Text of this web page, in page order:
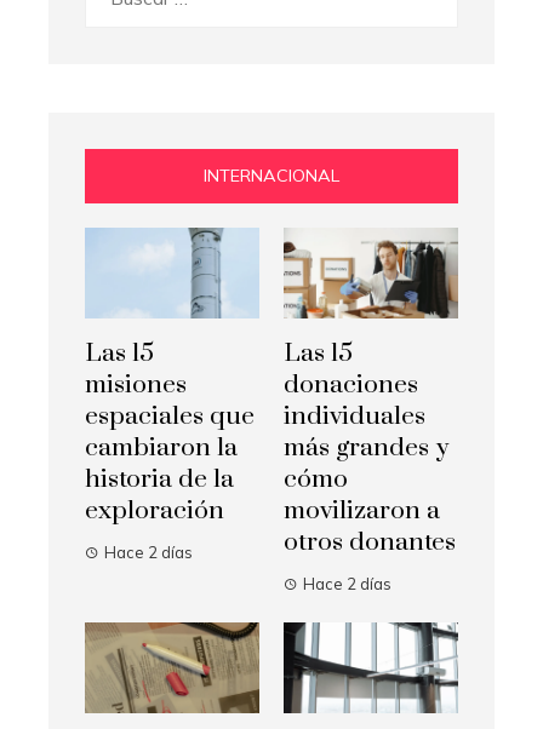
INTERNACIONAL
Las 15
misiones
espaciales que
cambiaron la
historia de la
exploración
Hace 2 días
Las 15
donaciones
individuales
más grandes y
cómo
movilizaron a
otros donantes
Hace 2 días